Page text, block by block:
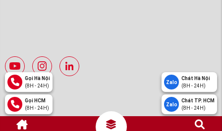
Gọi Hà Nội
(8H - 24H)
Gọi HCM
(8H - 24H)
Zalo
Chát Hà Nội
(8H - 24H)
Zalo
Chát TP. HCM
(8H - 24H)